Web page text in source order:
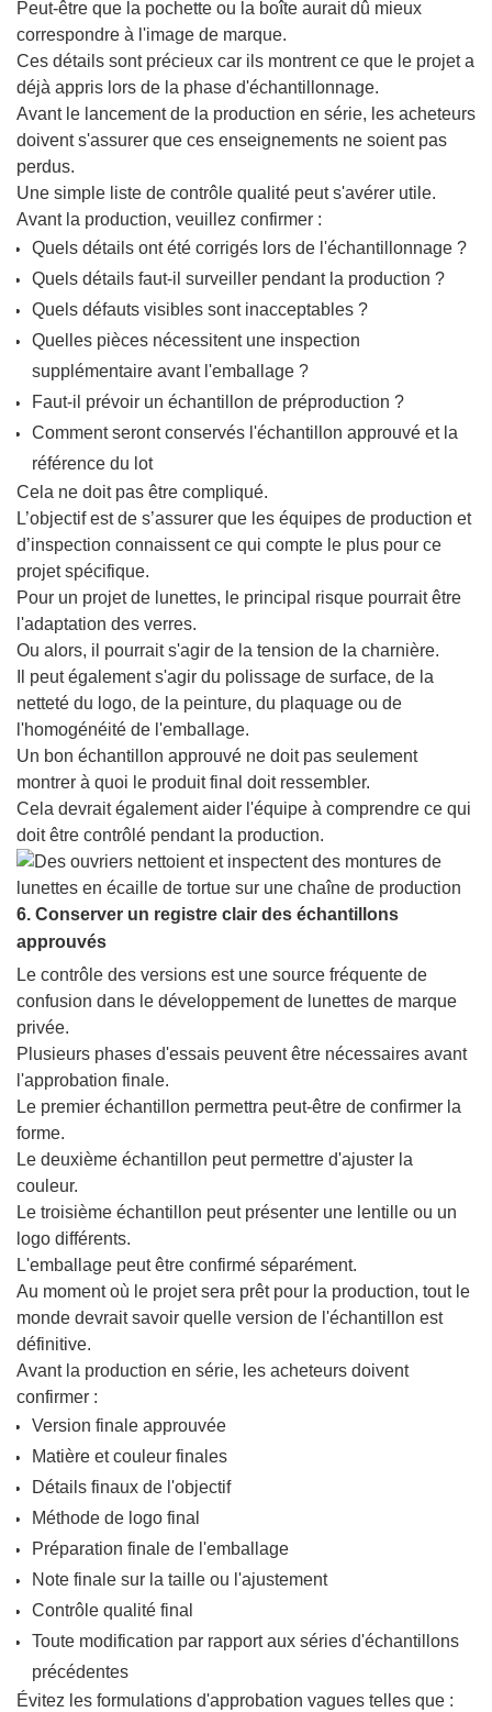
Peut-être que la pochette ou la boîte aurait dû mieux
correspondre à l'image de marque.
Ces détails sont précieux car ils montrent ce que le projet a
déjà appris lors de la phase d'échantillonnage.
Avant le lancement de la production en série, les acheteurs
doivent s'assurer que ces enseignements ne soient pas
perdus.
Une simple liste de contrôle qualité peut s'avérer utile.
Avant la production, veuillez confirmer :
Quels détails ont été corrigés lors de l'échantillonnage ?
Quels détails faut-il surveiller pendant la production ?
Quels défauts visibles sont inacceptables ?
Quelles pièces nécessitent une inspection
supplémentaire avant l'emballage ?
Faut-il prévoir un échantillon de préproduction ?
Comment seront conservés l'échantillon approuvé et la
référence du lot
Cela ne doit pas être compliqué.
L’objectif est de s’assurer que les équipes de production et
d’inspection connaissent ce qui compte le plus pour ce
projet spécifique.
Pour un projet de lunettes, le principal risque pourrait être
l'adaptation des verres.
Ou alors, il pourrait s'agir de la tension de la charnière.
Il peut également s'agir du polissage de surface, de la
netteté du logo, de la peinture, du plaquage ou de
l'homogénéité de l'emballage.
Un bon échantillon approuvé ne doit pas seulement
montrer à quoi le produit final doit ressembler.
Cela devrait également aider l'équipe à comprendre ce qui
doit être contrôlé pendant la production.
6. Conserver un registre clair des échantillons
approuvés
Le contrôle des versions est une source fréquente de
confusion dans le développement de lunettes de marque
privée.
Plusieurs phases d'essais peuvent être nécessaires avant
l'approbation finale.
Le premier échantillon permettra peut-être de confirmer la
forme.
Le deuxième échantillon peut permettre d'ajuster la
couleur.
Le troisième échantillon peut présenter une lentille ou un
logo différents.
L'emballage peut être confirmé séparément.
Au moment où le projet sera prêt pour la production, tout le
monde devrait savoir quelle version de l'échantillon est
définitive.
Avant la production en série, les acheteurs doivent
confirmer :
Version finale approuvée
Matière et couleur finales
Détails finaux de l'objectif
Méthode de logo final
Préparation finale de l'emballage
Note finale sur la taille ou l'ajustement
Contrôle qualité final
Toute modification par rapport aux séries d'échantillons
précédentes
Évitez les formulations d'approbation vagues telles que :